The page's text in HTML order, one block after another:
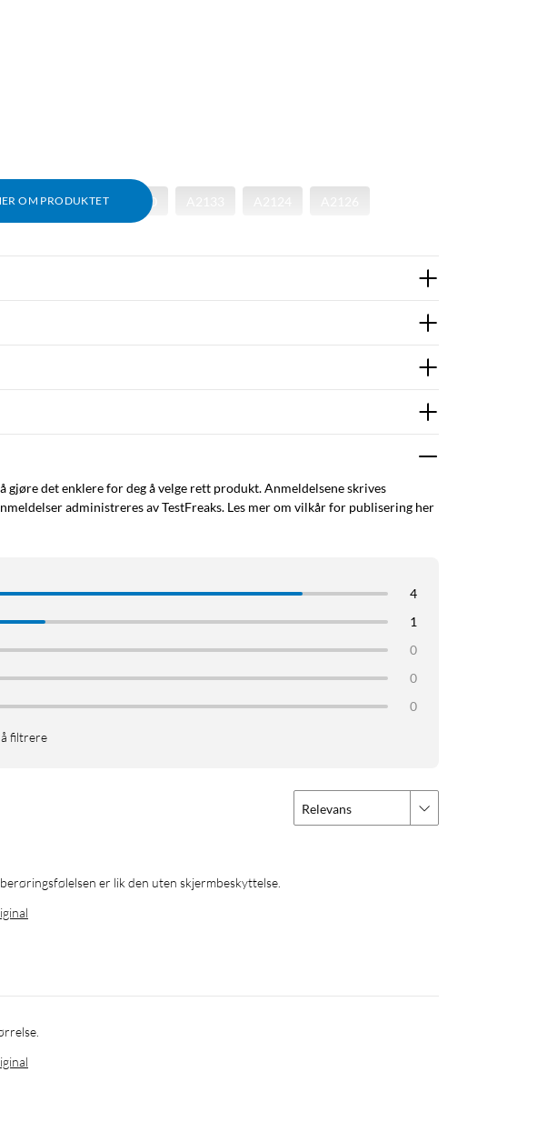
OM PRODUKTET
A1538 A1550
gjøre det enklere for deg å velge rett produkt. Anmeldelsene skrives
administreres av TestFreaks. Les mer om vilkår for publisering her
4
1
0
0
0
filtrere
Relevans
er lik den uten skjermbeskyttelse.